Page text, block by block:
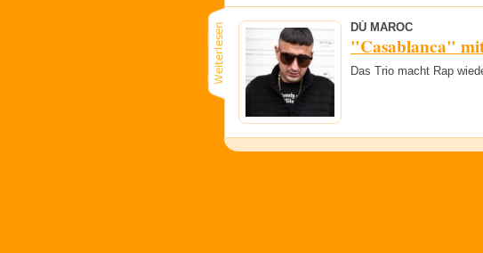
DÚ MAROC
"Casablanca"
Das Trio macht Rap